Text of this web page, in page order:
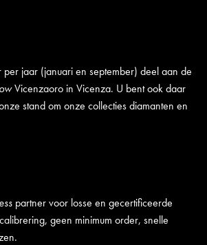
jaar (januari en september) deel aan de
Vicenzaoro in Vicenza. U bent ook daar
stand om onze collecties diamanten en
partner voor losse en gecertificeerde
geen minimum order, snelle